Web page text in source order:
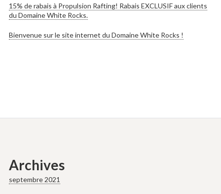
15% de rabais à Propulsion Rafting! Rabais EXCLUSIF aux clients
du Domaine White Rocks.
Bienvenue sur le site internet du Domaine White Rocks !
Archives
septembre 2021